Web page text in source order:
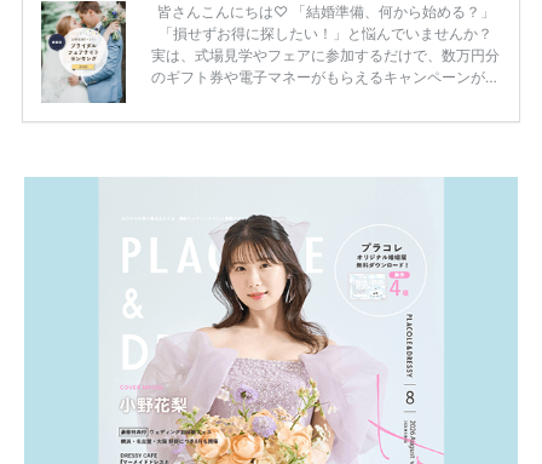
皆さんこんにちは♡ 「結婚準備、何から始める？」
「損せずお得に探したい！」と悩んでいませんか？
実は、式場見学やフェアに参加するだけで、数万円分
のギフト券や電子マネーがもらえるキャンペーンがあ
ため、比較せずに選ぶと損をしてしまうことも……。
一番お得？」「プラコレの特典は？」といった疑問も
解決します。 まずは診断で候補を絞れる「ウェディ
ング診断」か、体験型 […]続きを読む